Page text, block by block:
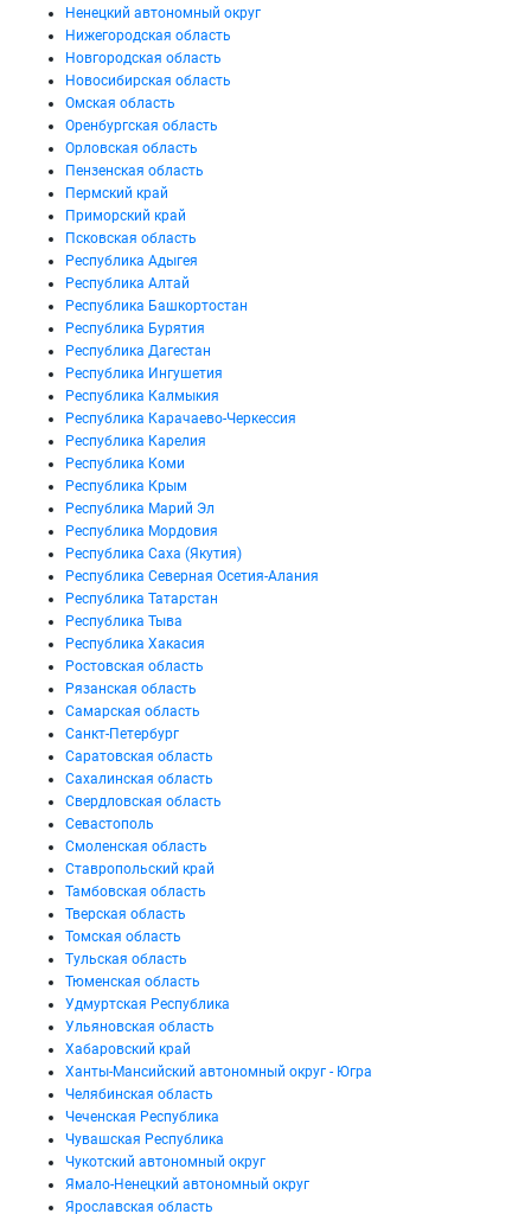
Ненецкий автономный округ
Нижегородская область
Новгородская область
Новосибирская область
Омская область
Оренбургская область
Орловская область
Пензенская область
Пермский край
Приморский край
Псковская область
Республика Адыгея
Республика Алтай
Республика Башкортостан
Республика Бурятия
Республика Дагестан
Республика Ингушетия
Республика Калмыкия
Республика Карачаево-Черкессия
Республика Карелия
Республика Коми
Республика Крым
Республика Марий Эл
Республика Мордовия
Республика Саха (Якутия)
Республика Северная Осетия-Алания
Республика Татарстан
Республика Тыва
Республика Хакасия
Ростовская область
Рязанская область
Самарская область
Санкт-Петербург
Саратовская область
Сахалинская область
Свердловская область
Севастополь
Смоленская область
Ставропольский край
Тамбовская область
Тверская область
Томская область
Тульская область
Тюменская область
Удмуртская Республика
Ульяновская область
Хабаровский край
Ханты-Мансийский автономный округ - Югра
Челябинская область
Чеченская Республика
Чувашская Республика
Чукотский автономный округ
Ямало-Ненецкий автономный округ
Ярославская область